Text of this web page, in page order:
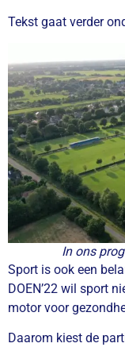
Tekst gaat verder
In ons
Sport is ook een
DOEN’22 wil sport
motor voor
Daarom kiest de